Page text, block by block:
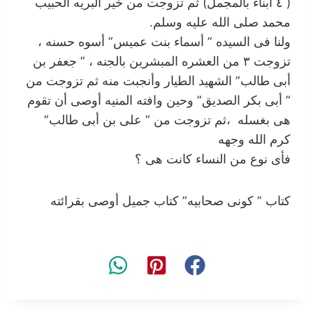
محمد صلى الله عليه وسلم.
ولنا فى السيده ” أسماء بنت عميس” أسوه حسنه ،
تزوجت ٣ من العشره المبشرين بالجنه ، ” جعفر بن
أبى طالب” الشهيد الطيار وأنجبت منه ثم تزوجت من
” أبى بكر الصديق” وحين وافته المنيه أوصى أن تقوم
هى بغسله ،ثم تزوجت من ” على بن أبى طالب”
كرم الله وجهه
فأى نوع من النساء كانت هى ؟
كتاب ” كونى صحابيه” كتاب جميل أوصى بقرائته